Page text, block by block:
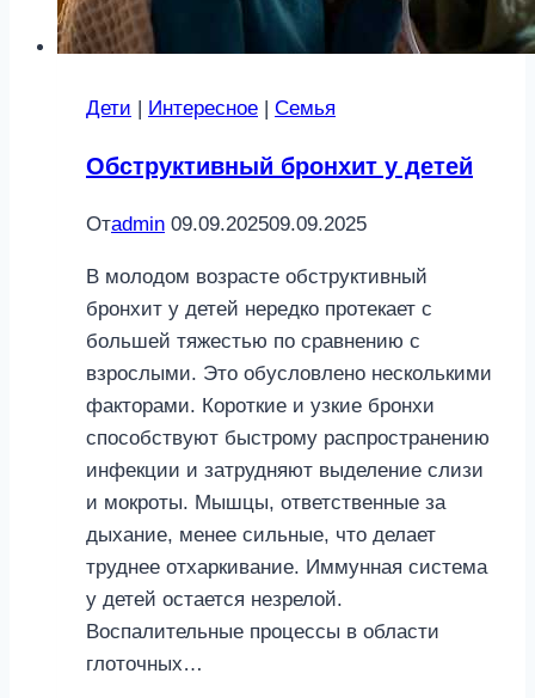
Дети Интересное Семья
Обструктивный бронхит у детей
Отadmin 09.09.202509.09.2025
В молодом возрасте обструктивный
бронхит у детей нередко протекает с
большей тяжестью по сравнению с
взрослыми. Это обусловлено несколькими
факторами. Короткие и узкие бронхи
способствуют быстрому распространению
инфекции и затрудняют выделение слизи
и мокроты. Мышцы, ответственные за
дыхание, менее сильные, что делает
труднее отхаркивание. Иммунная система
у детей остается незрелой.
Воспалительные процессы в области
глоточных…